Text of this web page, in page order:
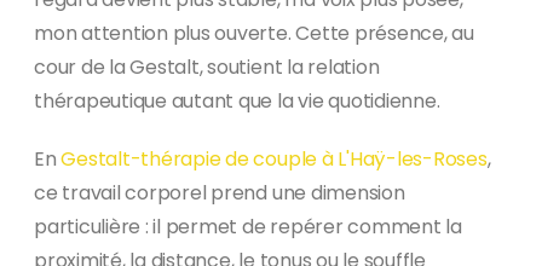
mon attention plus ouverte. Cette présence, au
cour de la Gestalt, soutient la relation
thérapeutique autant que la vie quotidienne.
EnGestalt-thérapie de couple à L'Haÿ-les-Roses,
ce travail corporel prend une dimension
particulière : il permet de repérer comment la